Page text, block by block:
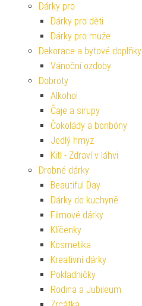
Dárky pro
Dárky pro děti
Dárky pro muže
Dekorace a bytové doplňky
Vánoční ozdoby
Dobroty
Alkohol
Čaje a sirupy
Čokolády a bonbóny
Jedlý hmyz
Kitl - Zdraví v láhvi
Drobné dárky
Beautiful Day
Dárky do kuchyně
Filmové dárky
Klíčenky
Kosmetika
Kreativní dárky
Pokladničky
Rodina a Jubileum